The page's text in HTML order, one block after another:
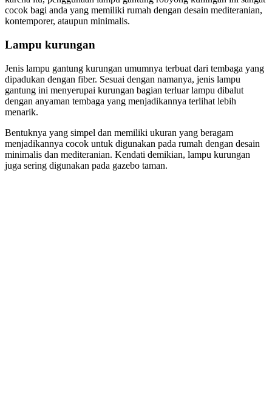
cocok bagi anda yang memiliki rumah dengan desain mediteranian,
kontemporer, ataupun minimalis.
Lampu kurungan
Jenis lampu gantung kurungan umumnya terbuat dari tembaga yang
dipadukan dengan fiber. Sesuai dengan namanya, jenis lampu
gantung ini menyerupai kurungan bagian terluar lampu dibalut
dengan anyaman tembaga yang menjadikannya terlihat lebih
menarik.
Bentuknya yang simpel dan memiliki ukuran yang beragam
menjadikannya cocok untuk digunakan pada rumah dengan desain
minimalis dan mediteranian. Kendati demikian, lampu kurungan
juga sering digunakan pada gazebo taman.